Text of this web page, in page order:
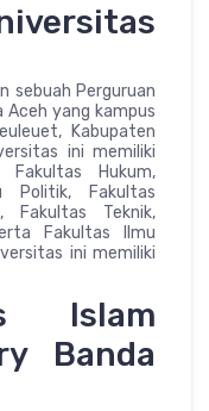
sebuah Perguruan
Aceh yang kampus
Kabupaten
ini memiliki
Hukum,
Politik, Fakultas
Fakultas Teknik,
Fakultas Ilmu
ini memiliki
Islam
Banda